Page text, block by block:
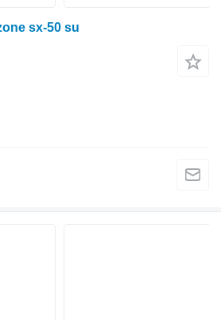
sx-50 su